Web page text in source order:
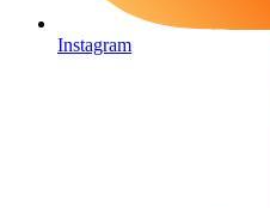
Instagram